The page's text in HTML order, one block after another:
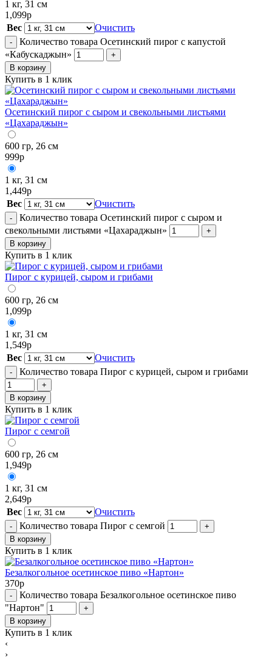
1 кг, 31 см
1,099р
Вес
Очистить
-
Количество товара Осетинский пирог с капустой
«Кабускаджын»
+
В корзину
Купить в 1 клик
Осетинский пирог с сыром и свекольными листьями
«Цахараджын»
600 гр, 26 см
999р
1 кг, 31 см
1,449р
Вес
Очистить
-
Количество товара Осетинский пирог с сыром и
свекольными листьями «Цахараджын»
+
В корзину
Купить в 1 клик
Пирог с курицей, сыром и грибами
600 гр, 26 см
1,099р
1 кг, 31 см
1,549р
Вес
Очистить
- Количество товара Пирог с курицей, сыром и грибами
+
В корзину
Купить в 1 клик
Пирог с семгой
600 гр, 26 см
1,949р
1 кг, 31 см
2,649р
Вес
Очистить
- Количество товара Пирог с семгой
+
В корзину
Купить в 1 клик
Безалкогольное осетинское пиво «Нартон»
370р
-
Количество товара Безалкогольное осетинское пиво
"Нартон"
+
В корзину
Купить в 1 клик
‹
›